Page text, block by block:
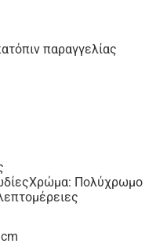
παραγγελίας
Πολύχρωμο